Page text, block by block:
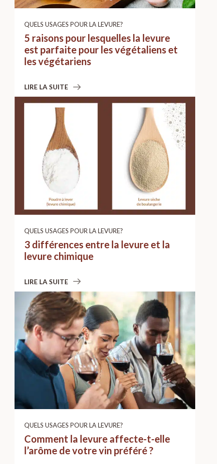
QUELS USAGES POUR LA LEVURE?
5 raisons pour lesquelles la levure
est parfaite pour les végétaliens et
les végétariens
LIRE LA SUITE
QUELS USAGES POUR LA LEVURE?
3 différences entre la levure et la
levure chimique
LIRE LA SUITE
QUELS USAGES POUR LA LEVURE?
Comment la levure affecte-t-elle
l’arôme de votre vin préféré ?